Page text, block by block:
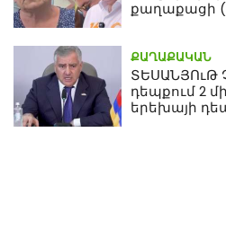
քաղաքացի
ՔԱՂԱՔԱԿԱՆ
ՏԵՍԱՆՅՈւԹ
դեպքում 2
երեխայի